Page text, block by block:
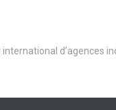
international d’agences